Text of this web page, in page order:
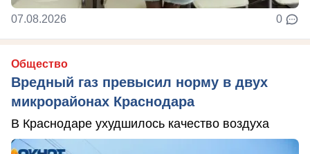
07.08.2026 0
Общество
Вредный газ превысил норму в двух
микрорайонах Краснодара
В Краснодаре ухудшилось качество воздуха